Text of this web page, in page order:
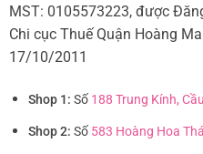
MST: 0105573223, được
Chi cục Thuế Quận Hoàng
17/10/2011
Shop 1: Số 188 Trung Kính,
Shop 2: Số 583 Hoàng Hoa